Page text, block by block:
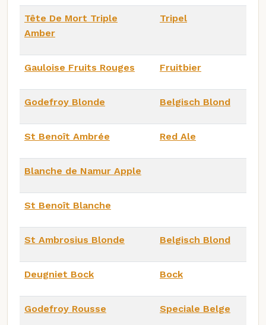
Tête De Mort Triple
Amber
Tripel
Gauloise Fruits Rouges Fruitbier
Godefroy Blonde Belgisch Blond
St Benoît Ambrée Red Ale
Blanche de Namur Apple
St Benoît Blanche
St Ambrosius Blonde Belgisch Blond
Deugniet Bock Bock
Godefroy Rousse Speciale Belge